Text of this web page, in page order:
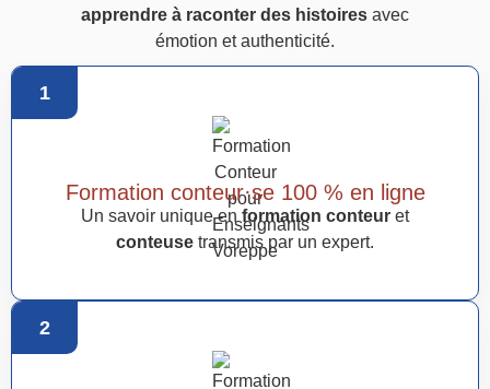
apprendre à raconter des histoiresavec
émotion et authenticité.
1
Formation conteur·se 100 % en ligne
Un savoir unique en formation conteur et
conteuse transmis par un expert.
2